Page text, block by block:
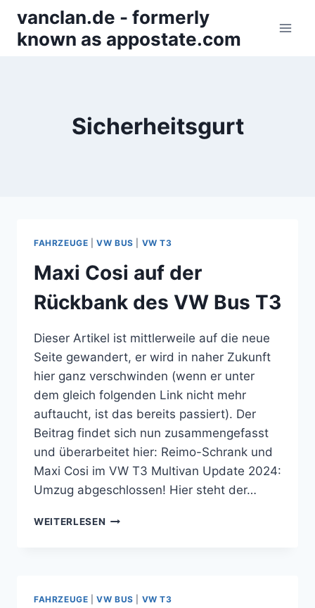
Inhalt
springen
vanclan.de - formerly
known as appostate.com
Sicherheitsgurt
FAHRZEUGE |VW BUS VW T3
Maxi Cosi auf der
Rückbank des VW Bus T3
Dieser Artikel ist mittlerweile auf die neue
Seite gewandert, er wird in naher Zukunft
hier ganz verschwinden (wenn er unter
dem gleich folgenden Link nicht mehr
auftaucht, ist das bereits passiert). Der
Beitrag findet sich nun zusammengefasst
und überarbeitet hier: Reimo-Schrank und
Maxi Cosi im VW T3 Multivan Update 2024:
Umzug abgeschlossen! Hier steht der…
WEITERLESEN MAXI
FAHRZEUGE |VW BUS VW T3